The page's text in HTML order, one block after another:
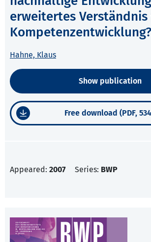
erweitertes Verständnis
Kompetenzentwicklung?
Hahne, Klaus
Show publication
Free download (PDF,
Appeared: 2007 Series: BWP